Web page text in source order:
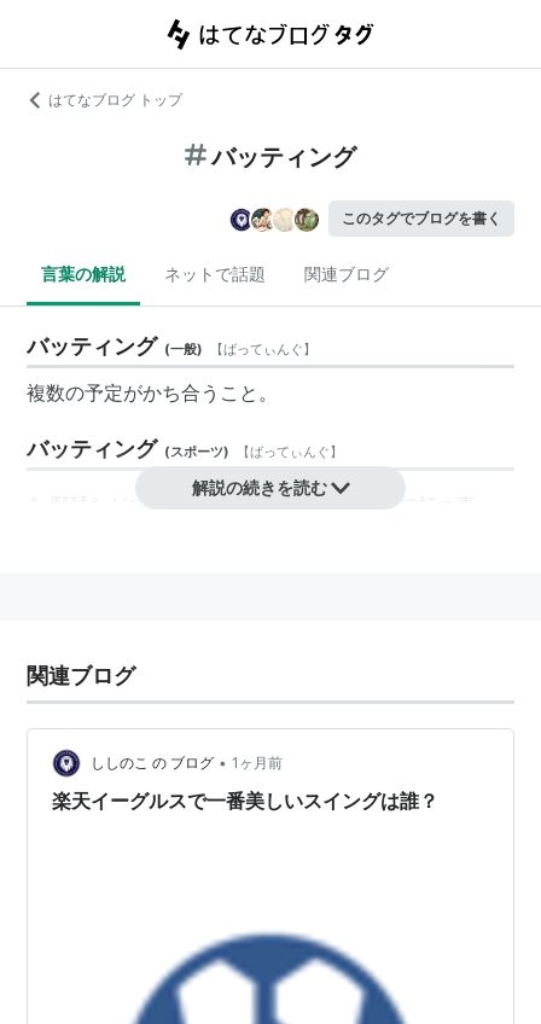
はてなブログ トップ
バッティング
このタグでブログを書く
言葉の解説 ネットで話題 関連ブログ
バッティング (一般) 【ばってぃんぐ】
複数の予定がかち合うこと。
バッティング (スポーツ) 【ばってぃんぐ】
野球などで打席に立ち、ボールをバットで打つ事
解説の続きを読む
関連ブログ
ししのこ の ブログ • 1ヶ月前
楽天イーグルスで一番美しいスイングは誰？